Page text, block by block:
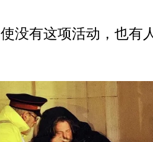
有这项活动，也有